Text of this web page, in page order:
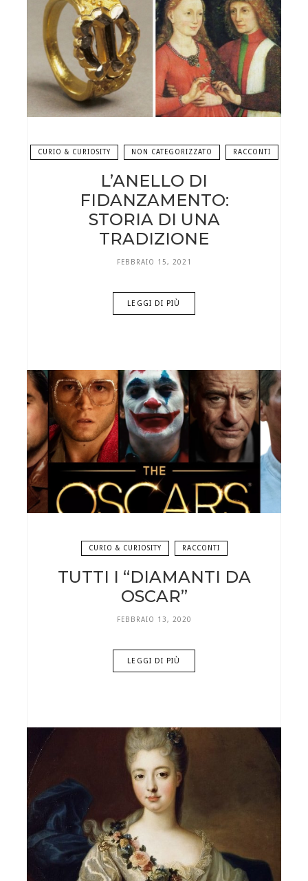
CURIO & CURIOSITY NON CATEGORIZZATO RACCONTI
L’ANELLO DI
FIDANZAMENTO:
STORIA DI UNA
TRADIZIONE
FEBBRAIO 15, 2021
LEGGI DI PIÙ
CURIO & CURIOSITY RACCONTI
TUTTI I “DIAMANTI DA
OSCAR”
FEBBRAIO 13, 2020
LEGGI DI PIÙ